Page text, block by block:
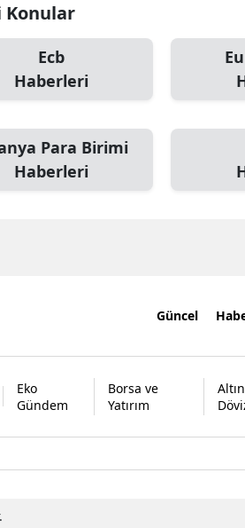
Ecb
Haberleri
Para Birimi
Haberleri
Güncel
Eko
Gündem
Borsa ve
Yatırım